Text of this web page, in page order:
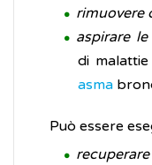
rimuovere
aspirare
di
asma
Può essere